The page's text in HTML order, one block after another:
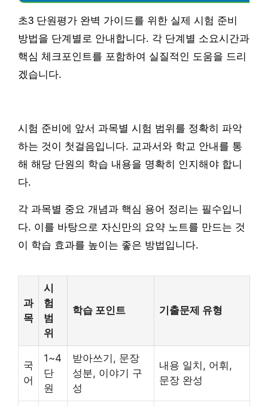
초3 단원평가 완벽 가이드를 위한 실제 시험 준비
방법을 단계별로 안내합니다. 각 단계별 소요시간과
핵심 체크포인트를 포함하여 실질적인 도움을 드리
겠습니다.
시험 준비에 앞서 과목별 시험 범위를 정확히 파악
하는 것이 첫걸음입니다. 교과서와 학교 안내를 통
해 해당 단원의 학습 내용을 명확히 인지해야 합니
다.
각 과목별 중요 개념과 핵심 용어 정리는 필수입니
다. 이를 바탕으로 자신만의 요약 노트를 만드는 것
이 학습 효과를 높이는 좋은 방법입니다.
과
목
시
험
범
위
학습 포인트 기출문제 유형
국
어
1~4
단
원
받아쓰기, 문장
성분, 이야기 구
성
내용 일치, 어휘,
문장 완성